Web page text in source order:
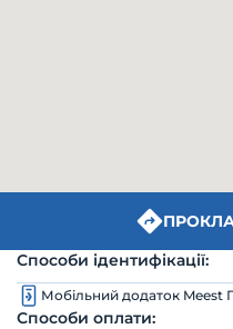
Способи ідентифікації:
Мобільний додаток
Способи оплати: